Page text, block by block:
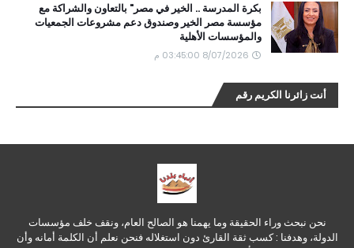
بكرة المدرسة .. الخير في مصر" بالتعاون والشراكة مع
مؤسسة مصر الخير وصندوق دعم مشروعات الجمعيات
والمؤسسات الأهلية
8/07/2026 03:45:00 م
أنت زائرنا الكريم رقم
نحن نبحث وراء الحقيقة وما يهمنا هو الصالح العام، ونقف خلف مؤسسات
الدولة، وهدفنا : كسب ثقة القارئ دون استغلاله فنحن نعلم أن الكلمة أمانه وأن